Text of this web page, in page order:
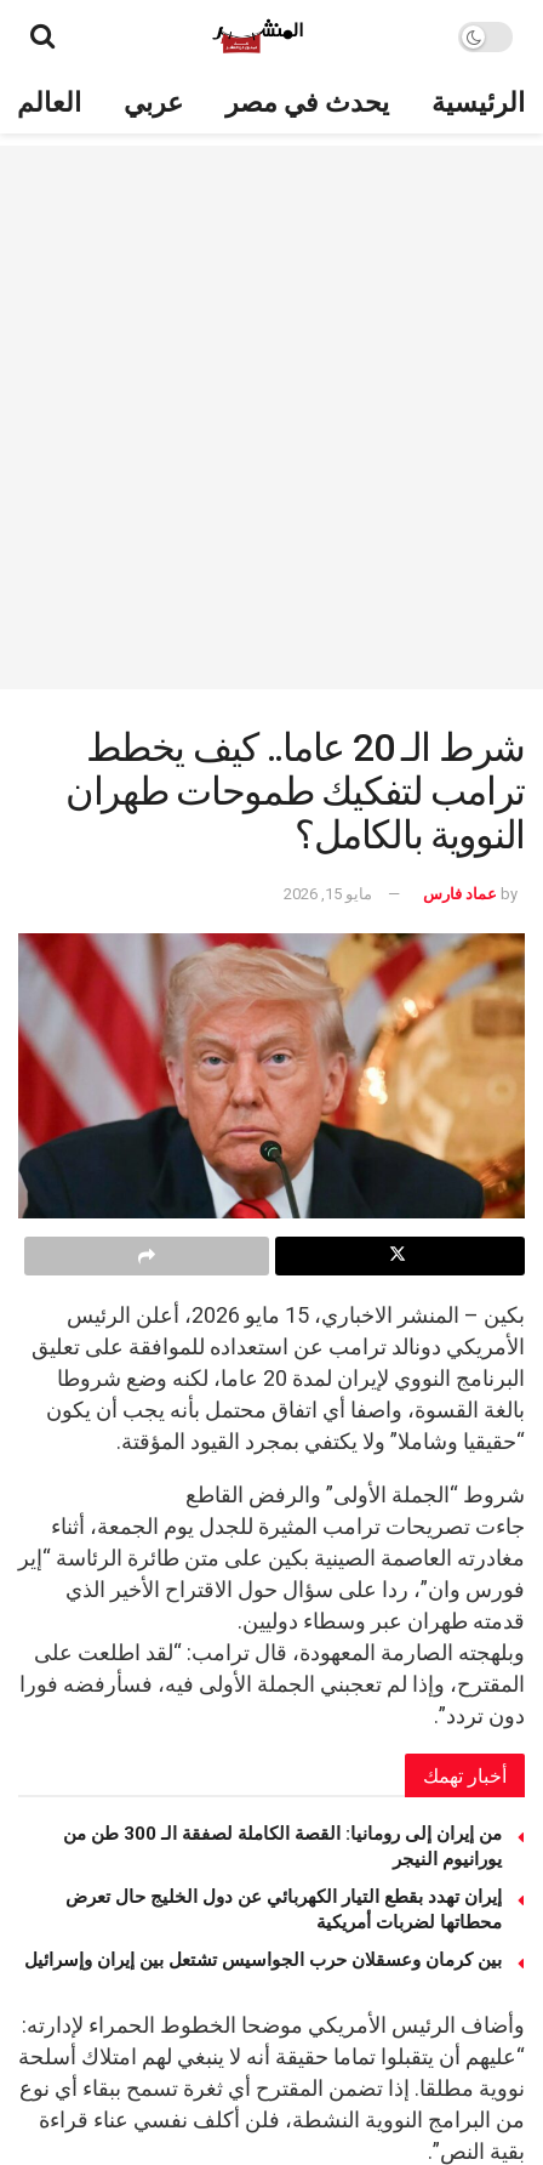
الرئيسية يحدث في مصر عربي العالم
شرط الـ 20 عاما.. كيف يخطط
ترامب لتفكيك طموحات طهران
النووية بالكامل؟
by عماد فارس مايو 15, 2026
بكين – المنشر الاخباري، 15 مايو 2026، أعلن الرئيس
الأمريكي دونالد ترامب عن استعداده للموافقة على تعليق
البرنامج النووي لإيران لمدة 20 عاما، لكنه وضع شروطا
بالغة القسوة، واصفا أي اتفاق محتمل بأنه يجب أن يكون
“حقيقيا وشاملا” ولا يكتفي بمجرد القيود المؤقتة.
شروط “الجملة الأولى” والرفض القاطع
جاءت تصريحات ترامب المثيرة للجدل يوم الجمعة، أثناء
مغادرته العاصمة الصينية بكين على متن طائرة الرئاسة “إير
فورس وان”، ردا على سؤال حول الاقتراح الأخير الذي
قدمته طهران عبر وسطاء دوليين.
وبلهجته الصارمة المعهودة، قال ترامب: “لقد اطلعت على
المقترح، وإذا لم تعجبني الجملة الأولى فيه، فسأرفضه فورا
دون تردد”.
أخبار تهمك
من إيران إلى رومانيا: القصة الكاملة لصفقة الـ 300 طن من
يورانيوم النيجر
إيران تهدد بقطع التيار الكهربائي عن دول الخليج حال تعرض
محطاتها لضربات أمريكية
بين كرمان وعسقلان حرب الجواسيس تشتعل بين إيران وإسرائيل
وأضاف الرئيس الأمريكي موضحا الخطوط الحمراء لإدارته:
“عليهم أن يتقبلوا تماما حقيقة أنه لا ينبغي لهم امتلاك أسلحة
نووية مطلقا. إذا تضمن المقترح أي ثغرة تسمح ببقاء أي نوع
من البرامج النووية النشطة، فلن أكلف نفسي عناء قراءة
بقية النص”.